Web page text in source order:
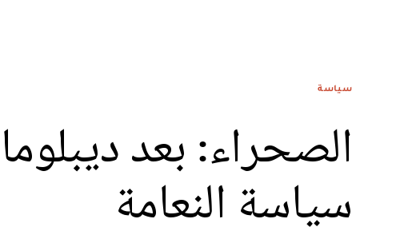
سياسة
الصحراء: بعد
سياسة النعامة